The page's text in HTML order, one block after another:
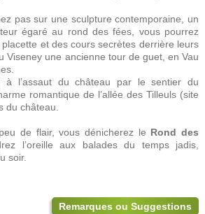
pas sur une sculpture contemporaine, un
égaré au rond des fées, vous pourrez
et des cours secrètes derrière leurs
Viseney une ancienne tour de guet, en Vau
à l’assaut du château par le sentier du
romantique de l’allée des Tilleuls (site
du château.
de flair, vous dénicherez le Rond des
l’oreille aux balades du temps jadis,
soir.
Remarques ou Suggestions